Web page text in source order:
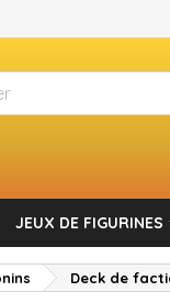
JEUX DE FIGURINES
Deck de
liste
d'envies
pour ajouter